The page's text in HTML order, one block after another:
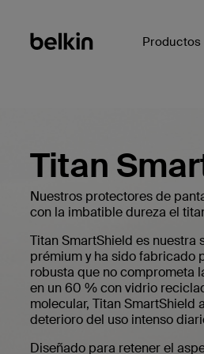
Productos
Titan
Nuestros protectores de
con la imbatible dureza el
Titan SmartShield es
prémium y ha sido fabricado
robusta que no comprometa
en un 60 % con vidrio
molecular, Titan SmartShield
deterioro del uso intenso
Diseñado para retener el